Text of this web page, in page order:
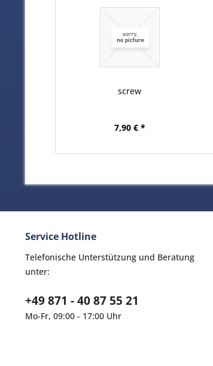
screw
7,90 € *
Service Hotline
Telefonische Unterstützung und Beratung
unter:
+49 871 - 40 87 55 21
Mo-Fr, 09:00 - 17:00 Uhr